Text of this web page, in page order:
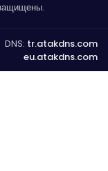
DNS: tr.atakdns.com
eu.atakdns.com